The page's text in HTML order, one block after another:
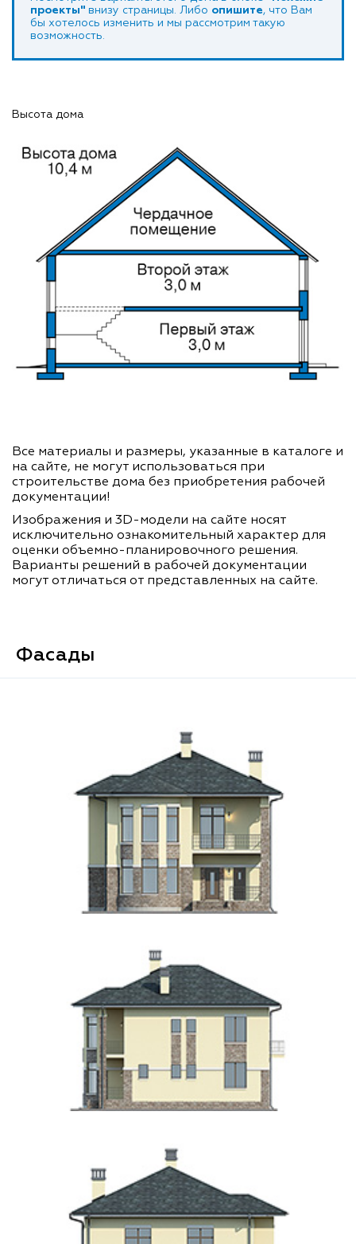
проекты" внизу страницы. Либо опишите, что Вам
бы хотелось изменить и мы рассмотрим такую
возможность.
Высота дома
Все материалы и размеры, указанные в каталоге и
на сайте, не могут использоваться при
строительстве дома без приобретения рабочей
документации!
Изображения и 3D-модели на сайте носят
исключительно ознакомительный характер для
оценки объемно-планировочного решения.
Варианты решений в рабочей документации
могут отличаться от представленных на сайте.
Фасады